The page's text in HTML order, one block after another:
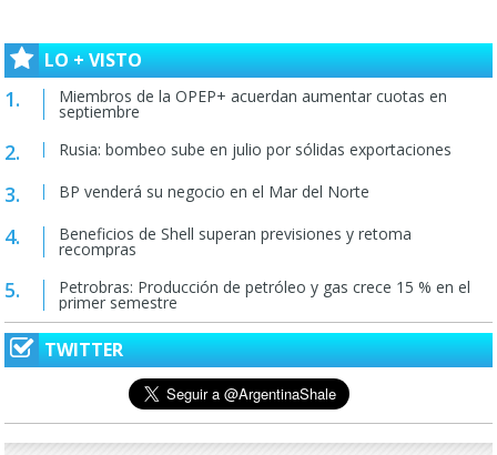
LO + VISTO
Miembros de la OPEP+ acuerdan aumentar cuotas en
septiembre
Rusia: bombeo sube en julio por sólidas exportaciones
BP venderá su negocio en el Mar del Norte
Beneficios de Shell superan previsiones y retoma
recompras
Petrobras: Producción de petróleo y gas crece 15 % en el
primer semestre
TWITTER